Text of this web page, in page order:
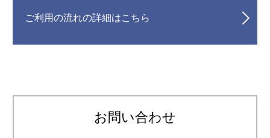
ご利用の流れの詳細はこちら
お問い合わせ